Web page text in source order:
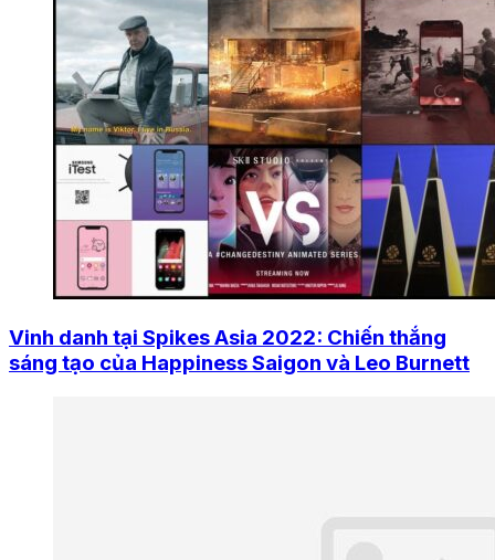
Vinh danh tại Spikes Asia 2022: Chiến thắng
sáng tạo của Happiness Saigon và Leo Burnett